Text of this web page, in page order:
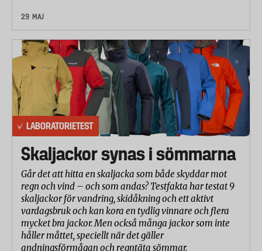
29 MAJ
LABORATORIETEST
Skaljackor synas i sömmarna
Går det att hitta en skaljacka som både skyddar mot
regn och vind – och som andas? Testfakta har testat 9
skaljackor för vandring, skidåkning och ett aktivt
vardagsbruk och kan kora en tydlig vinnare och flera
mycket bra jackor. Men också många jackor som inte
håller måttet, speciellt när det gäller
andningsförmågan och regntäta sömmar.